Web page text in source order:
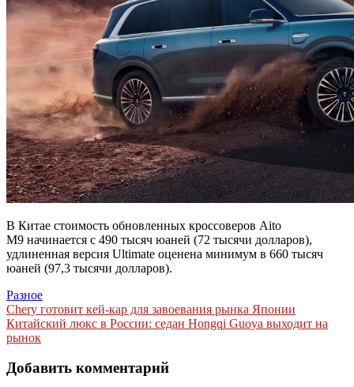
В Китае стоимость обновленных кроссоверов Aito
M9 начинается с 490 тысяч юаней (72 тысячи долларов),
удлиненная версия Ultimate оценена минимум в 660 тысяч
юаней (97,3 тысячи долларов).
Разное
Навигация
по
Chery готовит кей-кар для завоевания рынка Японии
Китайский люкс в России: седан Hongqi Guoya выходит на
рынок
Добавить комментарий